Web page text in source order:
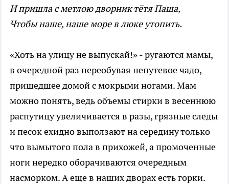
И пришла с метлою дворник тётя Паша,
Чтобы наше, наше море в люке утопить.
«Хоть на улицу не выпускай!» - ругаются мамы,
в очередной раз переобувая непутевое чадо,
пришедшее домой с мокрыми ногами. Мам
можно понять, ведь объемы стирки в весеннюю
распутицу увеличивается в разы, грязные следы
и песок ехидно выползают на середину только
что вымытого пола в прихожей, а промоченные
ноги нередко оборачиваются очередным
насморком. А еще в наших дворах есть горки.